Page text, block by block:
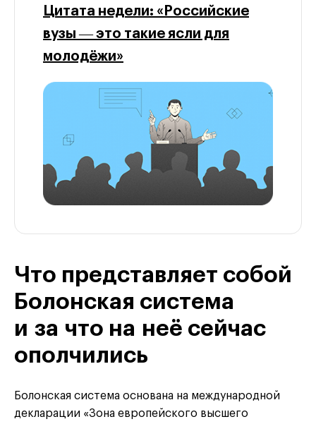
Цитата недели: «Российские
вузы ― это такие ясли для
молодёжи»
Что представляет собой
Болонская система
и за что на неё сейчас
ополчились
Болонская система основана на международной
декларации «Зона европейского высшего